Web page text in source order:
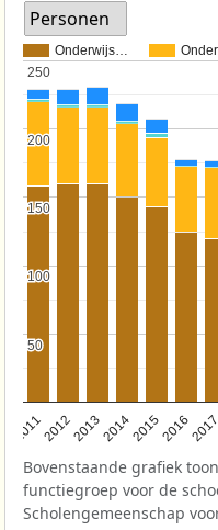
Personen
Onderwijs…
201120122013201420152016
50
50
100
100
150
150
200
200
250
250
Bovenstaande grafiek
functiegroep voor de
Scholengemeenschap